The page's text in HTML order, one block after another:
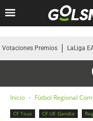
Votaciones Premios LaLiga
Inicio Fútbol Regional
CF Tous CF UE Gandia